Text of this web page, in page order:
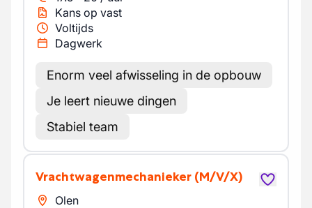
Kans op vast
Voltijds
Dagwerk
Enorm veel afwisseling in de opbouw
Je leert nieuwe dingen
Stabiel team
Vrachtwagenmechanieker (M/V/X)
Olen